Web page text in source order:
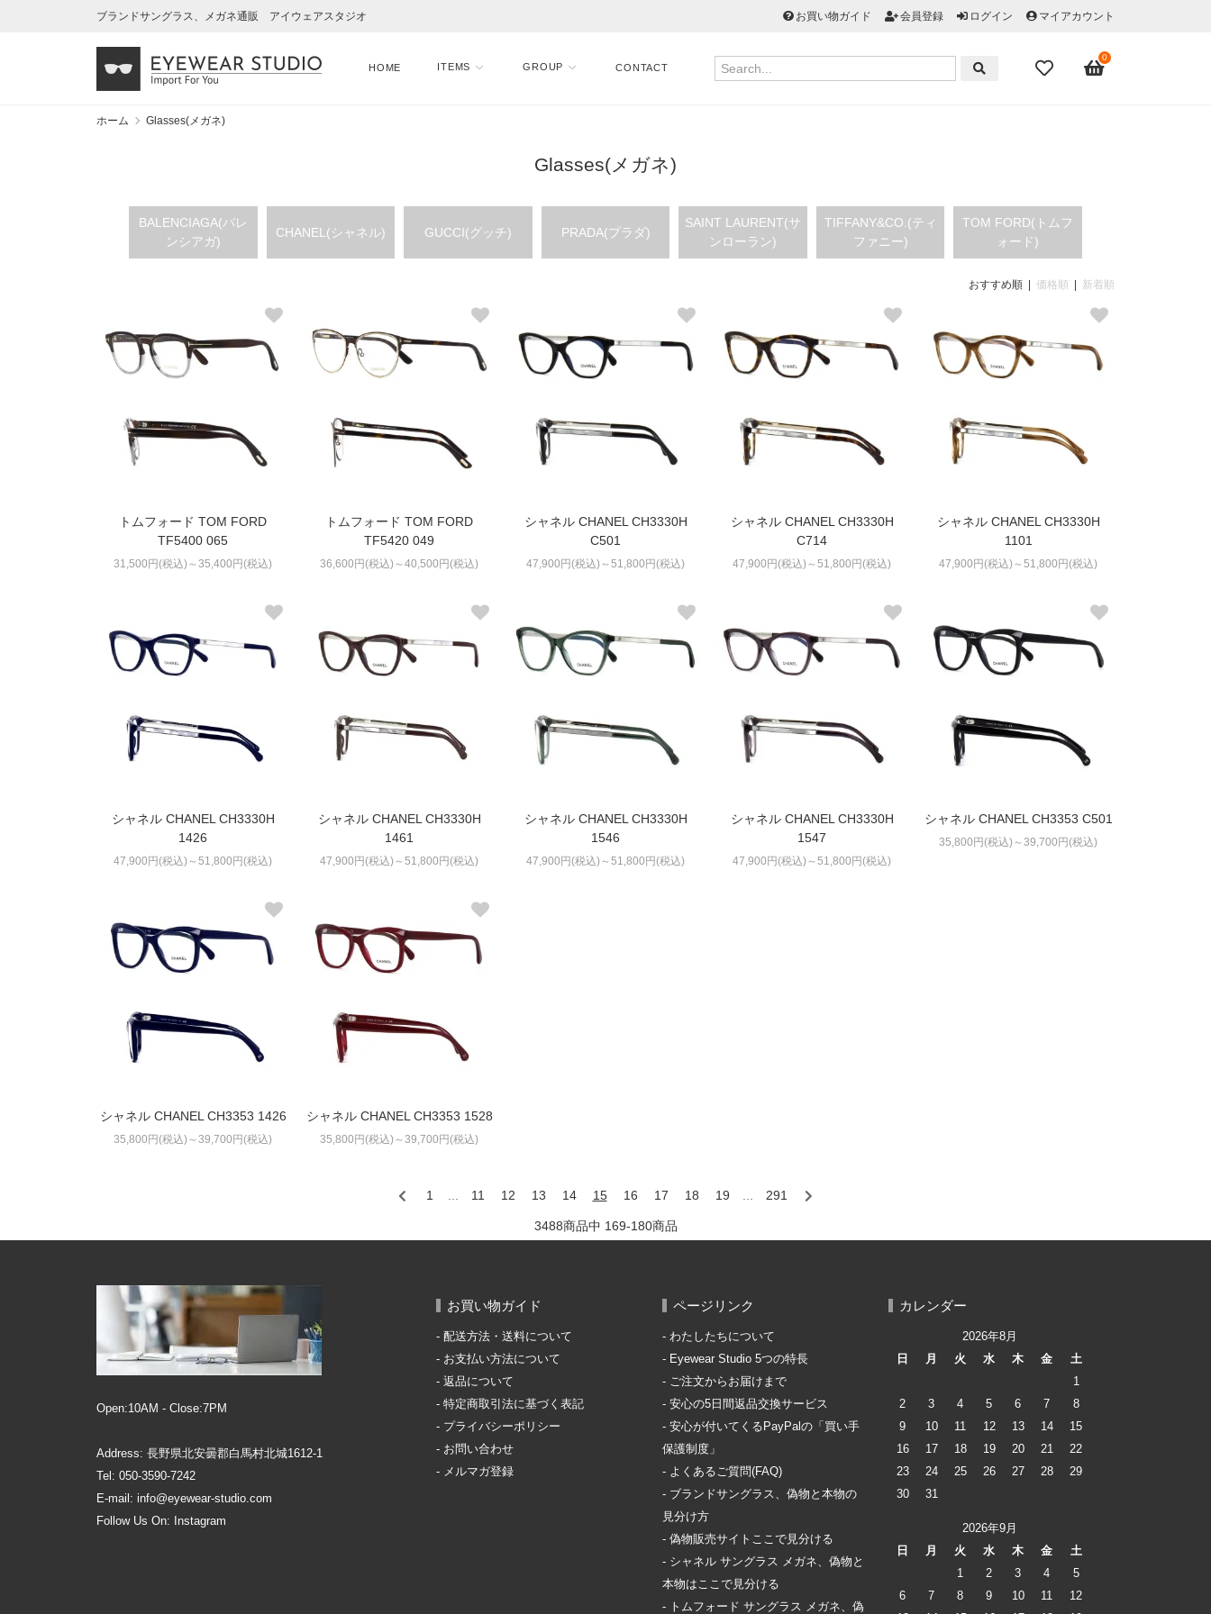
ブランドサングラス、メガネ通販 アイウェアスタジオ お買い物ガイド 会員登録 ログイン マイアカウント
HOME ITEMS GROUP CONTACT
0
ホーム Glasses(メガネ)
Glasses(メガネ)
BALENCIAGA(バレ
ンシアガ)
CHANEL(シャネル) GUCCI(グッチ) PRADA(プラダ)
SAINT LAURENT(サ
ンローラン)
TIFFANY&CO.(ティ
ファニー)
TOM FORD(トムフ
ォード)
おすすめ順 | 価格順 新着順
トムフォード TOM FORD
TF5400 065
31,500円(税込)～35,400円(税込)
トムフォード TOM FORD
TF5420 049
36,600円(税込)～40,500円(税込)
シャネル CHANEL CH3330H
C501
47,900円(税込)～51,800円(税込)
シャネル CHANEL CH3330H
C714
47,900円(税込)～51,800円(税込)
シャネル CHANEL CH3330H
1101
47,900円(税込)～51,800円(税込)
シャネル CHANEL CH3330H
1426
47,900円(税込)～51,800円(税込)
シャネル CHANEL CH3330H
1461
47,900円(税込)～51,800円(税込)
シャネル CHANEL CH3330H
1546
47,900円(税込)～51,800円(税込)
シャネル CHANEL CH3330H
1547
47,900円(税込)～51,800円(税込)
シャネル CHANEL CH3353 C501
35,800円(税込)～39,700円(税込)
シャネル CHANEL CH3353 1426
35,800円(税込)～39,700円(税込)
シャネル CHANEL CH3353 1528
35,800円(税込)～39,700円(税込)
1 11 12 13 14 15 16 17 18 19 291
3488商品中 169-180商品
Open:10AM - Close:7PM
Address: 長野県北安曇郡白馬村北城1612-1
Tel: 050-3590-7242
E-mail: info@eyewear-studio.com
Follow Us On:
Instagram
お買い物ガイド
配送方法・送料について
お支払い方法について
返品について
特定商取引法に基づく表記
プライバシーポリシー
お問い合わせ
メルマガ登録
ページリンク
わたしたちについて
Eyewear Studio 5つの特長
ご注文からお届けまで
安心の5日間返品交換サービス
安心が付いてくるPayPalの「買い手
保護制度」
よくあるご質問(FAQ)
ブランドサングラス、偽物と本物の
見分け方
偽物販売サイトここで見分ける
シャネル サングラス メガネ、偽物と
本物はここで見分ける
トムフォード サングラス メガネ、偽
カレンダー
2026年8月
日
月 火 水 木 金
土
1
2
3 4 5 6 7
8
9
10 11 12 13 14
15
16
17 18 19 20 21
22
23
24 25 26 27 28
29
30
31
2026年9月
日
月 火 水 木 金
土
1
2 3 4
5
6
7 8 9 10 11
12